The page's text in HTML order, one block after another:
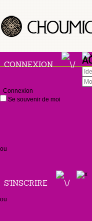
CONNEXION
Connexion
Se souvenir de moi
ou
S'INSCRIRE
ou